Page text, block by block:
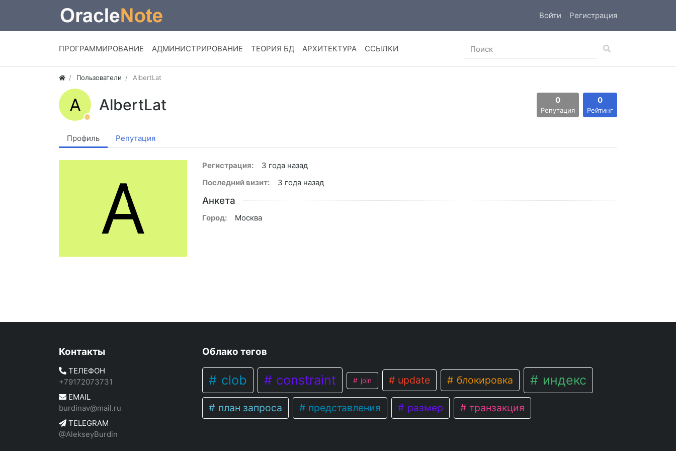
Войти Регистрация
ПРОГРАММИРОВАНИЕ АДМИНИСТРИРОВАНИЕ ТЕОРИЯ БД АРХИТЕКТУРА ССЫЛКИ
Пользователи AlbertLat
A AlbertLat 0
Репутация
0
Рейтинг
Профиль Репутация
A
Регистрация:
3 года назад
Последний визит:
3 года назад
Анкета
Город: Москва
Контакты
ТЕЛЕФОН
+79172073731
EMAIL
burdinav@mail.ru
TELEGRAM
@AlekseyBurdin
Облако тегов
clob constraint join update блокировка индекс
план запроса представления размер транзакция